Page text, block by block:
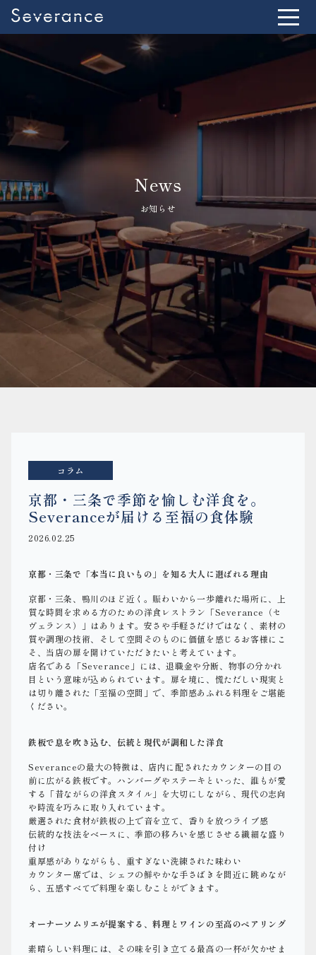
News
お知らせ
コラム
京都・三条で季節を愉しむ洋食を。
Severanceが届ける至福の食体験
2026.02.25
京都・三条で「本当に良いもの」を知る大人に選ばれる理由
京都・三条、鴨川のほど近く。賑わいから一歩離れた場所に、上
質な時間を求める方のための洋食レストラン「Severance（セ
ヴェランス）」はあります。安さや手軽さだけではなく、素材の
質や調理の技術、そして空間そのものに価値を感じるお客様にこ
そ、当店の扉を開けていただきたいと考えています。
店名である「Severance」には、退職金や分断、物事の分かれ
目という意味が込められています。扉を境に、慌ただしい現実と
は切り離された「至福の空間」で、季節感あふれる料理をご堪能
ください。
鉄板で息を吹き込む、伝統と現代が調和した洋食
Severanceの最大の特徴は、店内に配されたカウンターの目の
前に広がる鉄板です。ハンバーグやステーキといった、誰もが愛
する「昔ながらの洋食スタイル」を大切にしながら、現代の志向
や時流を巧みに取り入れています。
厳選された食材が鉄板の上で音を立て、香りを放つライブ感
伝統的な技法をベースに、季節の移ろいを感じさせる繊細な盛り
付け
重厚感がありながらも、重すぎない洗練された味わい
カウンター席では、シェフの鮮やかな手さばきを間近に眺めなが
ら、五感すべてで料理を楽しむことができます。
オーナーソムリエが提案する、料理とワインの至高のペアリング
素晴らしい料理には、その味を引き立てる最高の一杯が欠かせま